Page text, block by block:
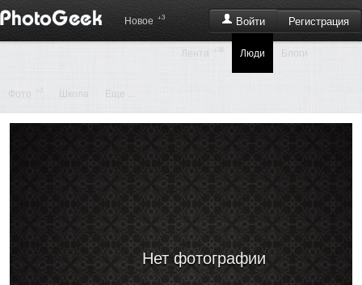
Войти Регистрация
Новое +3
Лента Люди Блоги
Фото Школа Еще ...
Нет фотографии